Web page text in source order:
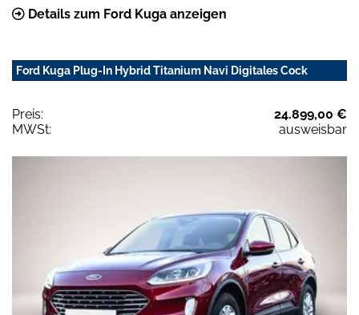
Details zum Ford Kuga anzeigen
Ford Kuga Plug-In Hybrid Titanium Navi Digitales Cock
Preis:
24.899,00 €
MWSt:
ausweisbar